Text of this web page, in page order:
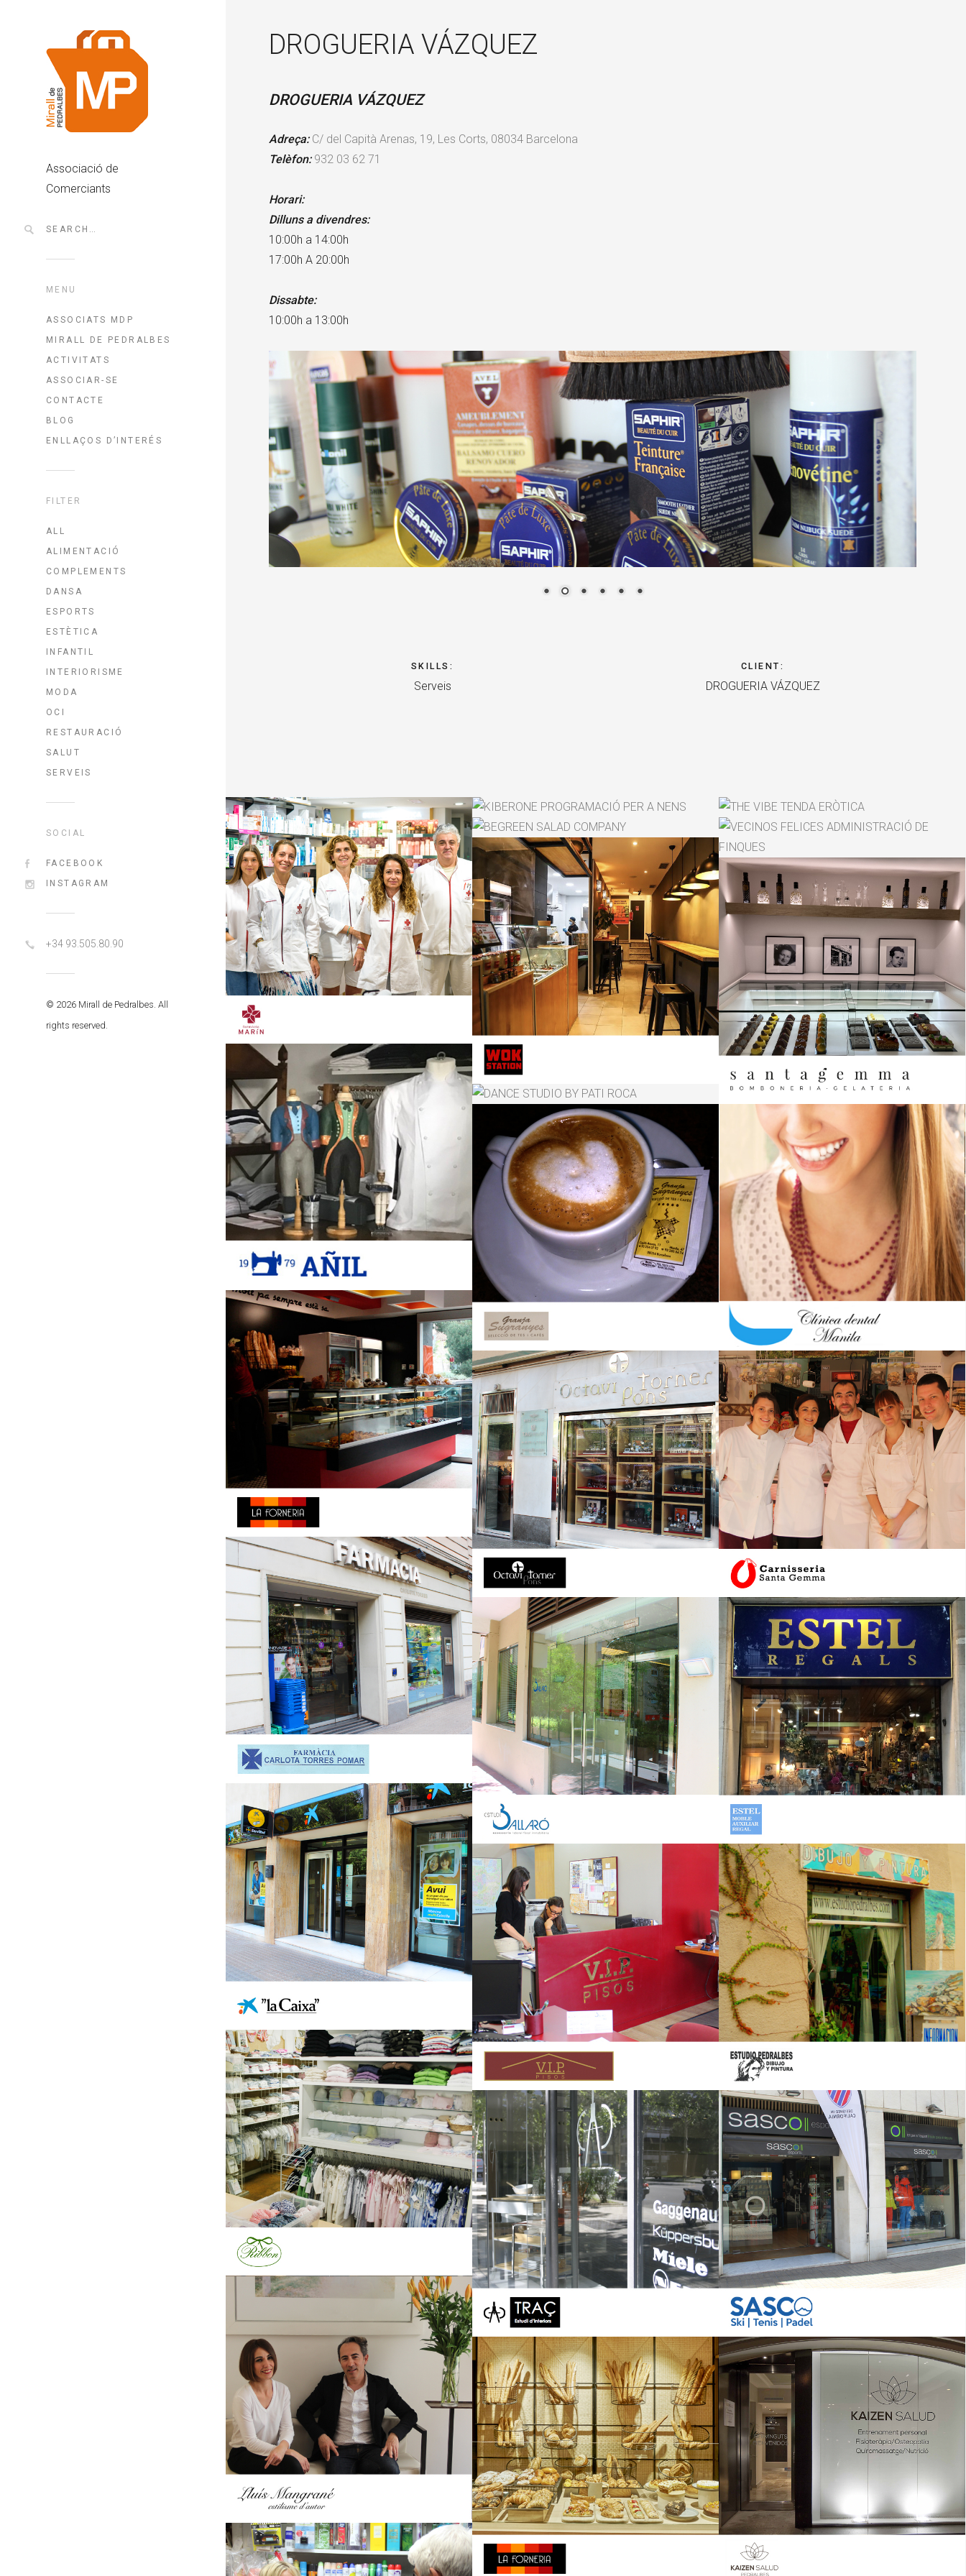
Associació de
Comerciants
MENU
ASSOCIATS MDP
MIRALL DE PEDRALBES
ACTIVITATS
ASSOCIAR-SE
CONTACTE
BLOG
ENLLAÇOS D’INTERÉS
FILTER
ALL
ALIMENTACIÓ
COMPLEMENTS
DANSA
ESPORTS
ESTÈTICA
INFANTIL
INTERIORISME
MODA
OCI
RESTAURACIÓ
SALUT
SERVEIS
SOCIAL
FACEBOOK
INSTAGRAM
+34 93.505.80.90
© 2026 Mirall de Pedralbes. All
rights reserved.
DROGUERIA VÁZQUEZ
DROGUERIA VÁZQUEZ
Adreça: C/ del Capità Arenas, 19, Les Corts, 08034 Barcelona
Telèfon: 932 03 62 71
Horari:
Dilluns a divendres:
10:00h a 14:00h
17:00h A 20:00h
Dissabte:
10:00h a 13:00h
SKILLS :
Serveis
CLIENT :
DROGUERIA VÁZQUEZ